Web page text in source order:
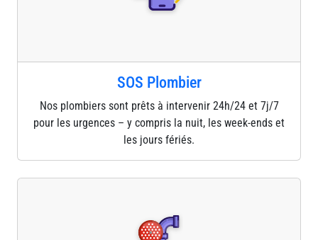
SOS Plombier
Nos plombiers sont prêts à intervenir 24h/24 et 7j/7
pour les urgences – y compris la nuit, les week-ends et
les jours fériés.